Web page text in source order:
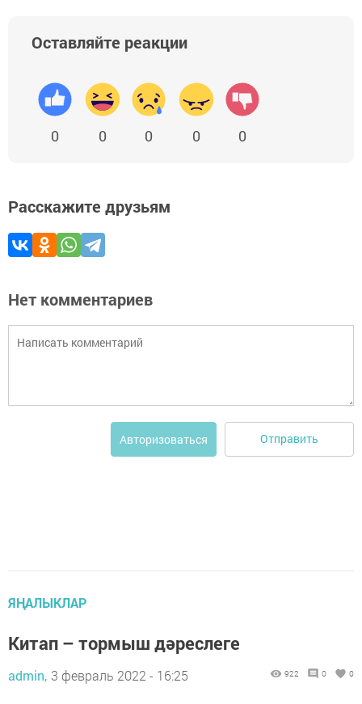
Оставляйте реакции
0 0 0 0 0
Расскажите друзьям
Нет комментариев
Авторизоваться Отправить
ЯҢАЛЫКЛАР
Китап – тормыш дәреслеге
admin, 3 февраль 2022 - 16:25 922 0 0